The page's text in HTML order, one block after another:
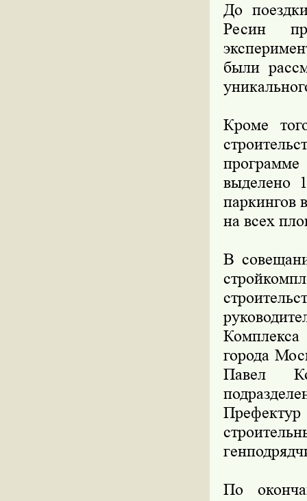
До
Ресин
были
Кроме
выделено
паркингов
на всех
В
города
Павел
По